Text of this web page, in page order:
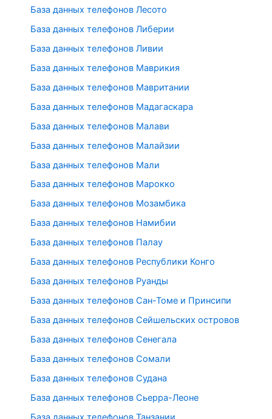
База данных телефонов Лесото
База данных телефонов Либерии
База данных телефонов Ливии
База данных телефонов Маврикия
База данных телефонов Мавритании
База данных телефонов Мадагаскара
База данных телефонов Малави
База данных телефонов Малайзии
База данных телефонов Мали
База данных телефонов Марокко
База данных телефонов Мозамбика
База данных телефонов Намибии
База данных телефонов Палау
База данных телефонов Республики Конго
База данных телефонов Руанды
База данных телефонов Сан-Томе и Принсипи
База данных телефонов Сейшельских островов
База данных телефонов Сенегала
База данных телефонов Сомали
База данных телефонов Судана
База данных телефонов Сьерра-Леоне